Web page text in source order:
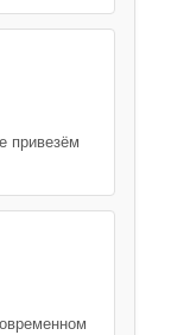
привезём